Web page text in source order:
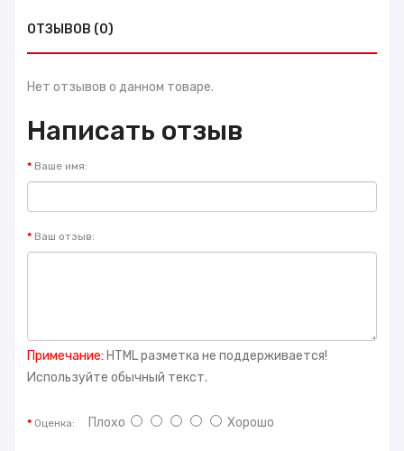
ОТЗЫВОВ (0)
Нет отзывов о данном товаре.
Написать отзыв
Ваше имя:
Ваш отзыв:
Примечание: HTML разметка не поддерживается!
Используйте обычный текст.
Оценка: Плохо Хорошо